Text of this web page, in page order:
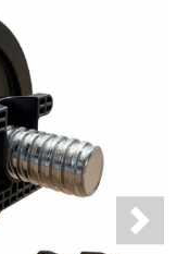
Next